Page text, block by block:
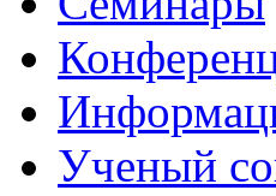
Ученый